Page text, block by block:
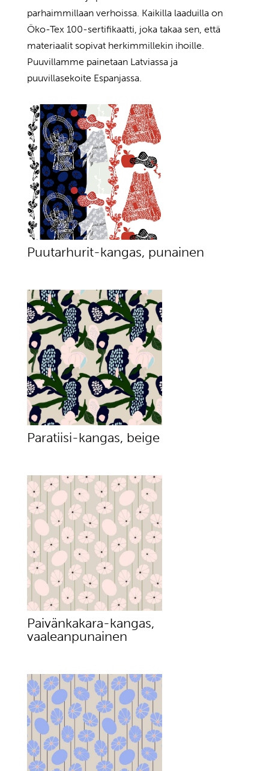
parhaimmillaan verhoissa. Kaikilla laaduilla on
Öko-Tex 100-sertifikaatti, joka takaa sen, että
materiaalit sopivat herkimmillekin ihoille.
Puuvillamme painetaan Latviassa ja
puuvillasekoite Espanjassa.
Puutarhurit-kangas, punainen
Paratiisi-kangas, beige
Paivänkakara-kangas,
vaaleanpunainen